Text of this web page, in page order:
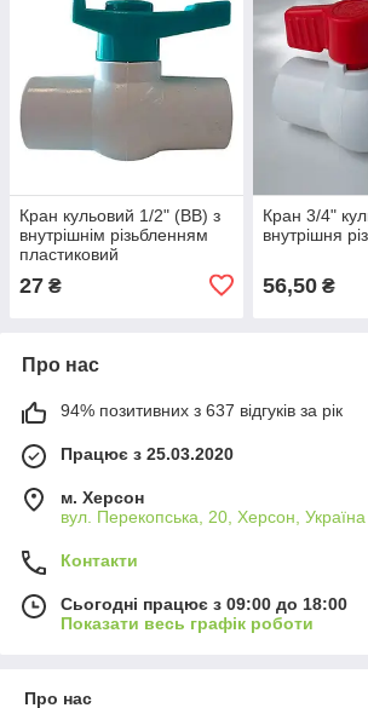
Кран кульовий 1/2" (ВВ) з
внутрішнім різьбленням
пластиковий
27 ₴
Кран 3/4"
внутрішня
56,50₴
Про нас
94% позитивних з 637 відгуків за рік
Працює з 25.03.2020
м. Херсон
вул. Перекопська, 20, Херсон, Україна
Контакти
Сьогодні працює з 09:00 до 18:00
Показати весь графік роботи
Про нас